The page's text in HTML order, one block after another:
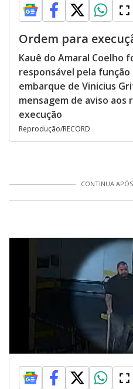
Ordem para
Kauê do Amaral Coelho
responsável pela
embarque de Vinicius
mensagem de aviso aos
execução
Reprodução/RECORD
CONTINUA